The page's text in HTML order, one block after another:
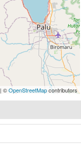
| ©OpenStreetMapcontributors